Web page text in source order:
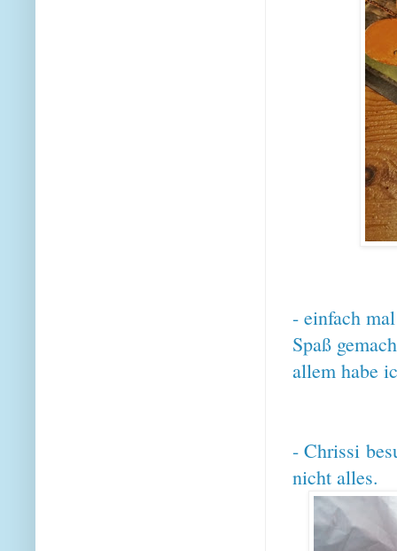
- einfach
Spaß
allem habe
- Chrissi
nicht alles.